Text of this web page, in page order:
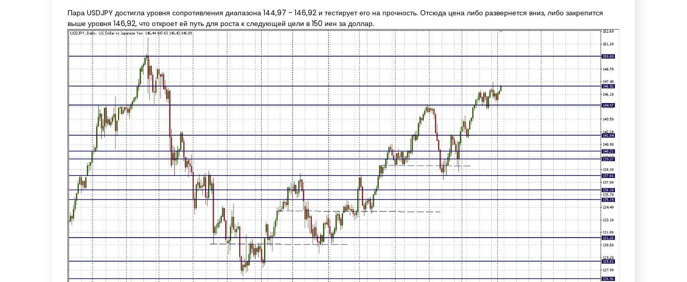
Пара USDJPY достигла уровня сопротивления диапазона 144,97 - 146,92 и тестирует его на прочность. Отсюда цена либо развернется вниз, либо закрепится
выше уровня 146,92, что откроет ей путь для роста к следующей цели в 150 иен за доллар.